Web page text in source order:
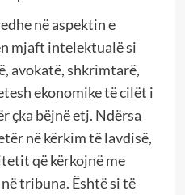
në aspektin e
mjaft intelektualë si
avokatë, shkrimtarë,
ekonomike të cilët i
çka bëjnë etj. Ndërsa
në kërkim të lavdisë,
që kërkojnë me
tribuna. Është si të